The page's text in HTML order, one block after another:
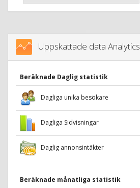
Uppskattade data Analytics
Beräknade Daglig statistik
Dagliga unika besökare
Dagliga Sidvisningar
Daglig annonsintäkter
Beräknade månatliga statistik